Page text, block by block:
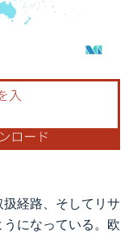
の表示が必要です。
経路、そしてリサ
になっている。欧